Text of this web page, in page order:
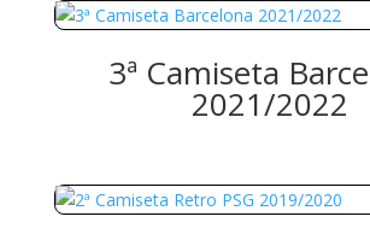
3ª Camiseta
2021/2022